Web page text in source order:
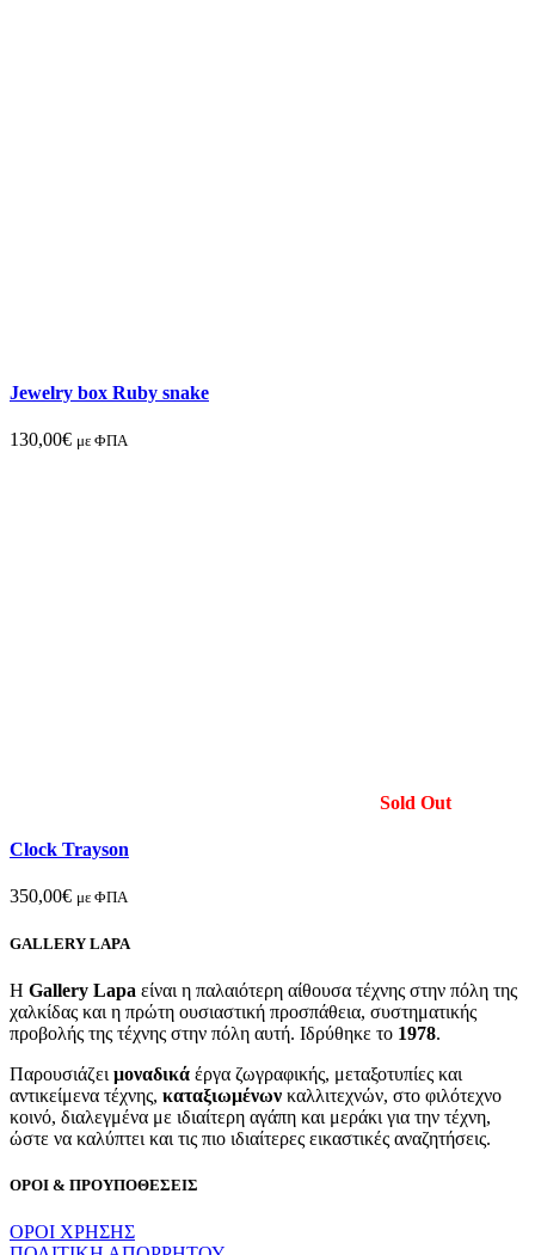
Jewelry box Ruby snake
130,00€ με ΦΠΑ
Sold Out
Clock Trayson
350,00€ με ΦΠΑ
GALLERY LAPA
H Gallery Lapa είναι η παλαιότερη αίθουσα τέχνης στην πόλη της
χαλκίδας και η πρώτη ουσιαστική προσπάθεια, συστηματικής
προβολής της τέχνης στην πόλη αυτή. Ιδρύθηκε το 1978.
Παρουσιάζει μοναδικά έργα ζωγραφικής, μεταξοτυπίες και
αντικείμενα τέχνης, καταξιωμένων καλλιτεχνών, στο φιλότεχνο
κοινό, διαλεγμένα με ιδιαίτερη αγάπη και μεράκι για την τέχνη,
ώστε να καλύπτει και τις πιο ιδιαίτερες εικαστικές αναζητήσεις.
ΟΡΟΙ & ΠΡΟΥΠΟΘΕΣΕΙΣ
ΟΡΟΙ ΧΡΗΣΗΣ